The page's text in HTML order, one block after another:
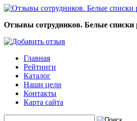
Отзывы сотрудников. Белые списки
Главная
Рейтинги
Каталог
Наши цели
Контакты
Карта сайта